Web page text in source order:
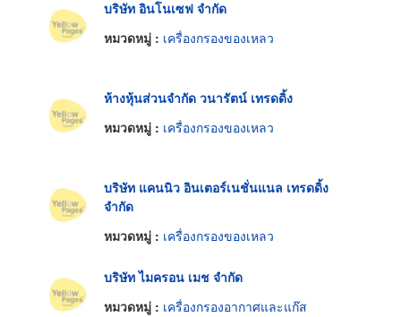
บริษัท อินโนเซฟ จำกัด
หมวดหมู่ : เครื่องกรองของเหลว
ห้างหุ้นส่วนจำกัด วนารัตน์ เทรดดิ้ง
หมวดหมู่ : เครื่องกรองของเหลว
บริษัท แคนนิว อินเตอร์เนชั่นแนล เทรดดิ้ง
จำกัด
หมวดหมู่ : เครื่องกรองของเหลว
บริษัท ไมครอน เมช จำกัด
หมวดหมู่ : เครื่องกรองอากาศและแก๊ส